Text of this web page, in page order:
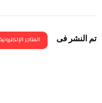
تم النشر فى المتاجر